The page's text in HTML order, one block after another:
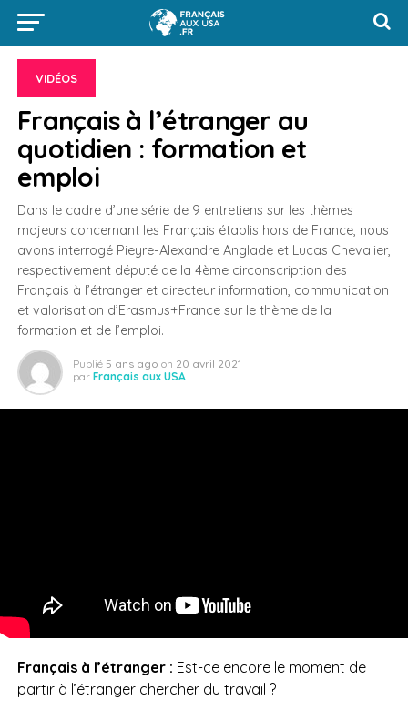
VIDÉOS
Français à l’étranger au
quotidien : formation et
emploi
Dans le cadre d’une série de 9 entretiens sur les thèmes
majeurs concernant les Français établis hors de France, nous
avons interrogé Pieyre-Alexandre Anglade et Lucas Chevalier,
respectivement député de la 4ème circonscription des
Français à l’étranger et directeur information, communication
et valorisation d’Erasmus+France sur le thème de la
formation et de l’emploi.
Publié 5 ans ago on 20 avril 2021
par Français aux USA
Français à l’étranger : Est-ce encore le moment de
partir à l’étranger chercher du travail ?